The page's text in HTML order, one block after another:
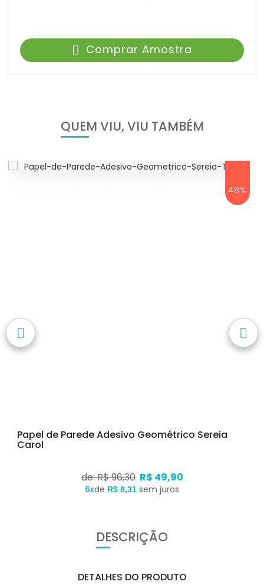
Comprar Amostra
QUEM VIU, VIU TAMBÉM
48%
Papel de Parede Adesivo Geométrico Sereia
Carol
de: R$ 96,30 R$ 49,90
6xde R$ 8,31 sem juros
DESCRIÇÃO
DETALHES DO PRODUTO